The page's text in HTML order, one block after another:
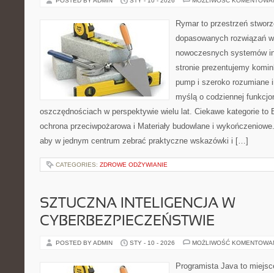
Rymar to przestrzeń
dopasowanych rozwiązań
nowoczesnych systemów
stronie prezentujemy
pump i szeroko rozumiane
myślą o codziennej
oszczędnościach w perspektywie wielu lat. Ciekawe kategorie to
ochrona przeciwpożarowa i Materiały budowlane i
aby w jednym centrum zebrać praktyczne wskazówki i […]
CATEGORIES: ZDROWE ODŻYWIANIE
SZTUCZNA INTELIGENCJA W
CYBERBEZPIECZEŃSTWIE
POSTED BY ADMIN STY - 10 - 2026 MOŻLIWOŚĆ
Programista Java to